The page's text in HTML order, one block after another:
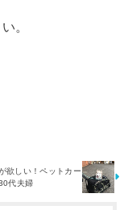
。
欲しい！ペットカー
代夫婦